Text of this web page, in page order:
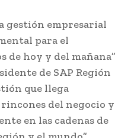
gestión empresarial
para el
de hoy y del mañana”
de SAP Región
que llega
del negocio y
en las cadenas de